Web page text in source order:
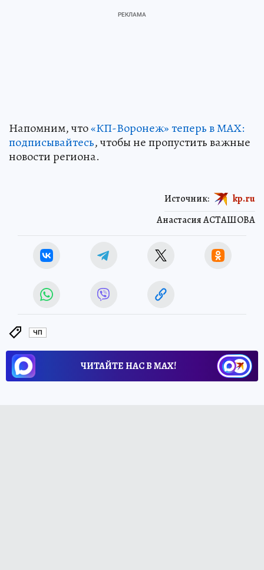
Напомним, что«КП-Воронеж» теперь в МАХ:
подписывайтесь, чтобы не пропустить важные
новости региона.
Анастасия АСТАШОВА
Источник: kp.ru
ЧП
ЧИТАЙТЕ НАС В МАХ!